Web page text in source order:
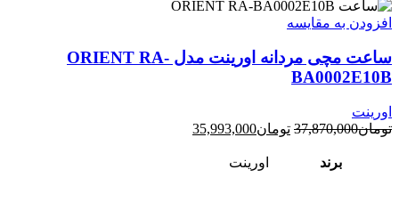
افزودن به مقایسه
ساعت مچی مردانه اورینت مدل ORIENT RA-
BA0002E10B
اورینت
تومان37,870,000 قیمت
تومان37,870,000
تومان35,993,000
برند اورینت